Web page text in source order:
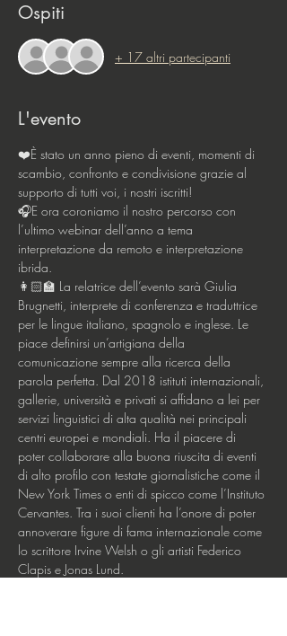
Ospiti
+ 17 altri partecipanti
L'evento
❤️È stato un anno pieno di eventi, momenti di
scambio, confronto e condivisione grazie al
supporto di tutti voi, i nostri iscritti!
🎧E ora coroniamo il nostro percorso con
l’ultimo webinar dell’anno a tema
interpretazione da remoto e interpretazione
ibrida.
👩🏻‍🏫 La relatrice dell’evento sarà Giulia
Brugnetti, interprete di conferenza e traduttrice
per le lingue italiano, spagnolo e inglese. Le
piace definirsi un’artigiana della
comunicazione sempre alla ricerca della
parola perfetta. Dal 2018 istituti internazionali,
gallerie, università e privati si affidano a lei per
servizi linguistici di alta qualità nei principali
centri europei e mondiali. Ha il piacere di
poter collaborare alla buona riuscita di eventi
di alto profilo con testate giornalistiche come il
New York Times o enti di spicco come l’Instituto
Cervantes. Tra i suoi clienti ha l’onore di poter
annoverare figure di fama internazionale come
lo scrittore Irvine Welsh o gli artisti Federico
Clapis e Jonas Lund.